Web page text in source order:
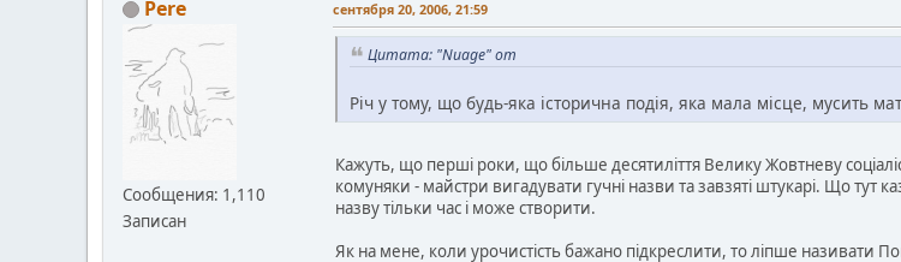
Pere
Сообщения: 1,110
Записан
сентября 20, 2006, 21:59
Цитата: "Nuage" от
Річ у тому, що будь-яка історична подія, яка мала місце, мусить
Кажуть, що перші роки, що більше десятиліття Велику Жовтневу
комуняки - майстри вигадувати гучні назви та завзяті штукарі. Що тут
назву тільки час і може створити.
Як на мене, коли урочистість бажано підкреслити, то ліпше називати